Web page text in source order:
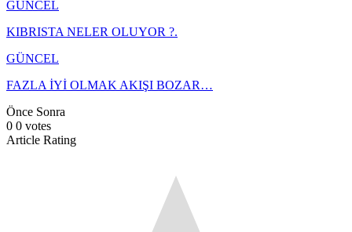
GÜNCEL
KIBRISTA NELER OLUYOR ?.
GÜNCEL
FAZLA İYİ OLMAK AKIŞI BOZAR…
Önce Sonra
0 0 votes
Article Rating